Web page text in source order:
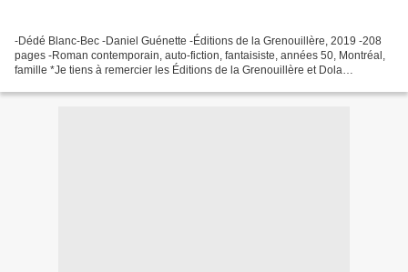
-Dédé Blanc-Bec -Daniel Guénette -Éditions de la Grenouillère, 2019 -208
pages -Roman contemporain, auto-fiction, fantaisiste, années 50, Montréal,
famille *Je tiens à remercier les Éditions de la Grenouillère et Dola